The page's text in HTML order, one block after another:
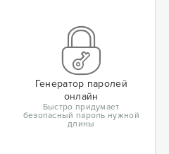
Генератор паролей
онлайн
Быстро придумает
безопасный пароль нужной
длины